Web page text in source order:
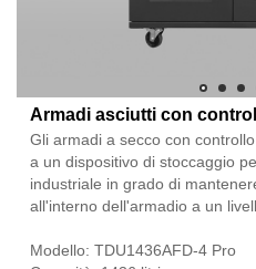
Armadi asciutti con
Gli armadi a secco con
a un dispositivo di stoccaggio
industriale in grado di
all'interno dell'armadio a un
Modello: TDU1436AFD-4 Pro